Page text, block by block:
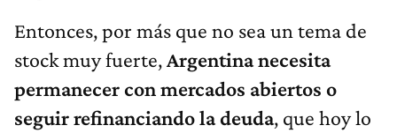
Entonces, por más que no sea un tema de
stock muy fuerte,Argentina necesita
permanecer con mercados abiertos o
seguir refinanciando la deuda, que hoy lo